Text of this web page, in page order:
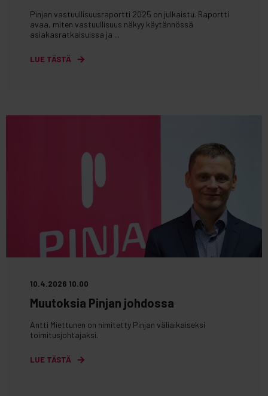
Pinjan vastuullisuusraportti 2025 on julkaistu. Raportti
avaa, miten vastuullisuus näkyy käytännössä
asiakasratkaisuissa ja ...
LUE TÄSTÄ
10.4.2026 10.00
Muutoksia Pinjan johdossa
Antti Miettunen on nimitetty Pinjan väliaikaiseksi
toimitusjohtajaksi.
LUE TÄSTÄ